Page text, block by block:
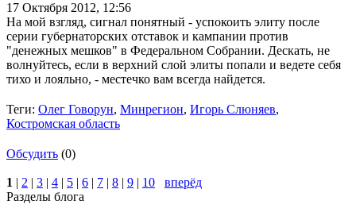
17 Октября 2012, 12:56
На мой взгляд, сигнал понятный - успокоить элиту после
серии губернаторских отставок и кампании против
"денежных мешков" в Федеральном Собрании. Дескать, не
волнуйтесь, если в верхний слой элиты попали и ведете себя
тихо и лояльно, - местечко вам всегда найдется.
Теги: Олег Говорун, Минрегион, Игорь Слюняев,
Костромская область
Обсудить (0)
1 | 2 | 3 | 4 | 5 | 6 | 7 | 8 | 9 | 10
вперёд
Разделы блога